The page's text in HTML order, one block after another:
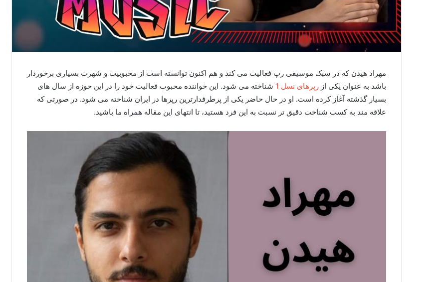
مهراد هیدن که در سبک موسیقی رپ فعالیت می کند و هم اکنون توانسته است از محبوبیت و شهرت بسیاری برخوردار
باشد به عنوان یکی از رپرهای نسل 1
شناخته می شود. این خواننده محبوب فعالیت خود را در این حوزه از سال‌ های
بسیار گذشته آغاز کرده است. او در حال حاضر یکی از پرطرفدارترین رپرها در ایران شناخته می شود. در صورتی که
علاقه مند به کسب شناخت دقیق تر نسبت به این فرد هستید، تا انتهای این مقاله همراه ما باشید.